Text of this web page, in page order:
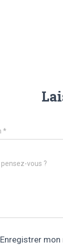
*
pensez-vous ?
Enregistrer